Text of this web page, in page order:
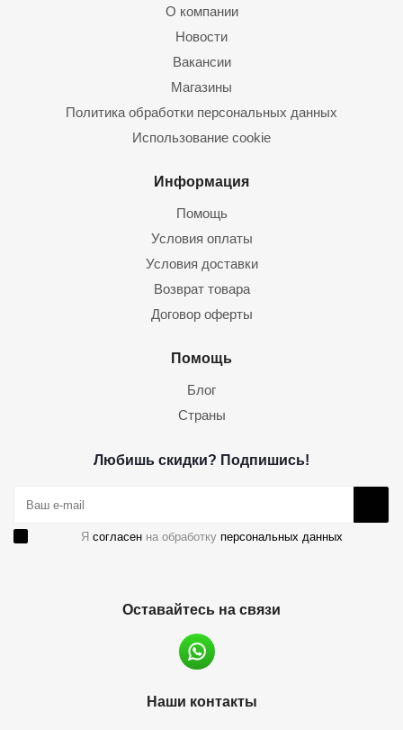
О компании
Новости
Вакансии
Магазины
Политика обработки персональных данных
Использование cookie
Информация
Помощь
Условия оплаты
Условия доставки
Возврат товара
Договор оферты
Помощь
Блог
Страны
Любишь скидки? Подпишись!
Я согласен на обработку персональных данных
Оставайтесь на связи
Наши контакты